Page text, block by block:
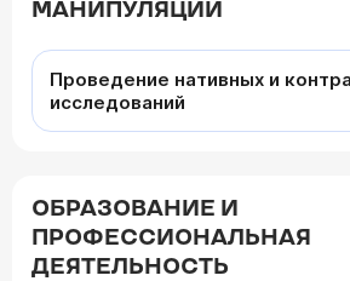
МАНИПУЛЯЦИИ
Проведение нативных и
исследований
ОБРАЗОВАНИЕ И
ПРОФЕССИОНАЛЬНАЯ
ДЕЯТЕЛЬНОСТЬ